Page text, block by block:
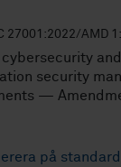
27001:2022/AMD
cybersecurity
security
—
på